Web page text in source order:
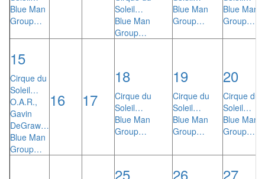
Blue Man
Group…
Soleil…
Blue Man
Group…
Blue Man
Group…
Blue Man
Group…
15
Cirque du
Soleil…
O.A.R.,
Gavin
DeGraw…
Blue Man
Group…
16 17
18
Cirque du
Soleil…
Blue Man
Group…
19
Cirque du
Soleil…
Blue Man
Group…
20
Cirque du
Soleil…
Blue Man
Group…
25 26 27